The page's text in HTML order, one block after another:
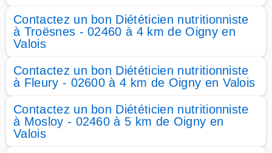
Contactez un bon Diététicien nutritionniste
à Troësnes - 02460 à 4 km de Oigny en
Valois
Contactez un bon Diététicien nutritionniste
à Fleury - 02600 à 4 km de Oigny en Valois
Contactez un bon Diététicien nutritionniste
à Mosloy - 02460 à 5 km de Oigny en
Valois